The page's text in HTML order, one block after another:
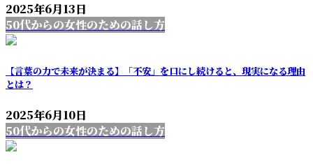
2025年6月13日
50代からの女性のための話し方
【言葉の力で未来が決まる】「不安」を口にし続けると、現実になる理由
とは？
2025年6月10日
50代からの女性のための話し方